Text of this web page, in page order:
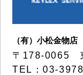
（有）小松金物店
〒178-0065
TEL：03-